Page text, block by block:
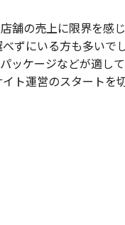
舗の売上に限界を感
ずにいる方も多いで
ッケージなどが適し
ト運営のスタートを